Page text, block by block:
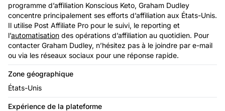
programme d’affiliation Konscious Keto, Graham Dudley
concentre principalement ses efforts d’affiliation aux États-Unis.
Il utilise Post Affiliate Pro pour le suivi, le reporting et
l’automatisation des opérations d’affiliation au quotidien. Pour
contacter Graham Dudley, n’hésitez pas à le joindre par e-mail
ou via les réseaux sociaux pour une réponse rapide.
Zone géographique
États-Unis
Expérience de la plateforme